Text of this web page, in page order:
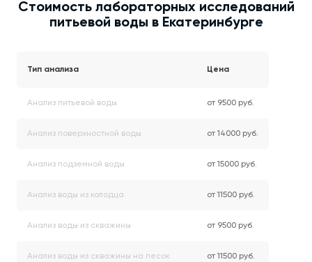
Стоимость лабораторных исследований
питьевой воды в Екатеринбурге
Тип анализа Цена
Анализ питьевой воды от 9500 руб.
Анализ поверхностной воды от 14000 руб.
Анализ подземной воды от 15000 руб.
Анализ воды из колодца от 11500 руб.
Анализ воды из скважины от 9500 руб.
Анализ воды из скважины на песок от 11500 руб.